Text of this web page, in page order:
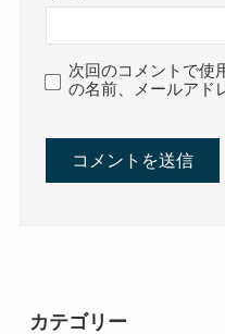
次回のコメントで使
の名前、メールアド
カテゴリー